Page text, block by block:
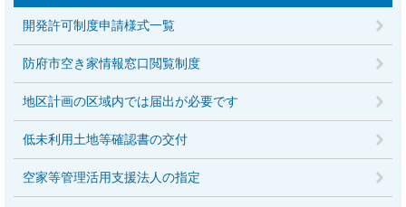
開発許可制度申請様式一覧
防府市空き家情報窓口閲覧制度
地区計画の区域内では届出が必要です
低未利用土地等確認書の交付
空家等管理活用支援法人の指定